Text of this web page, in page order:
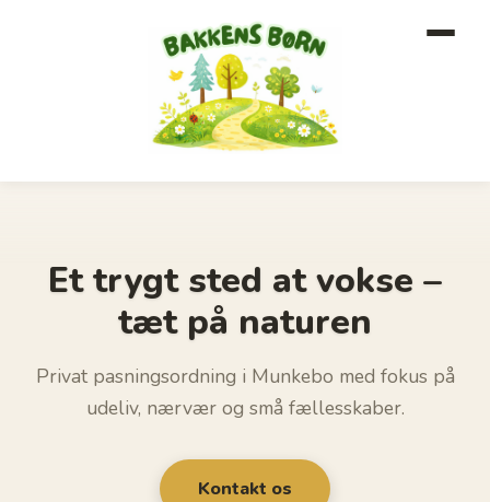
Et trygt sted at vokse –
tæt på naturen
Privat pasningsordning i Munkebo med fokus på
udeliv, nærvær og små fællesskaber.
Kontakt os